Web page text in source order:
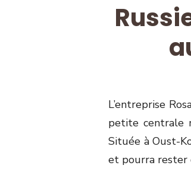
L’entreprise
petite centrale
Située à Oust-
et pourra rester